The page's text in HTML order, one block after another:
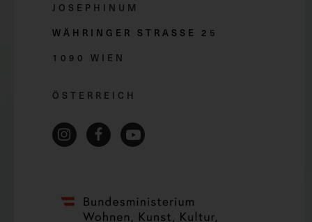
JOSEPHINUM
WÄHRINGER STRASSE 2 5
1090 WIEN
ÖSTERREICH